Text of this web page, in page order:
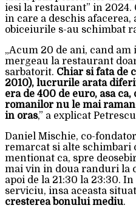
iesi la restaurant” in
in care a deschis afacerea,
obiceiurile s-au schimbat
„Acum 20 de ani, cand
mergeau la restaurant
sarbatorit. Chiar si fata de
2010), lucrurile arata
era de 400 de euro, asa
romanilor nu le mai
in oras,” a explicat
Daniel Mischie, co-
remarcat si alte schimbari
mentionat ca, spre
mai vin in doua randuri la
apoi de la 21:30 la 23:30.
serviciu, insa aceasta
cresterea bonului mediu.